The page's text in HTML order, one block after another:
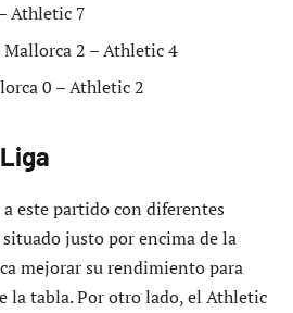
Athletic 7
2 – Athletic 4
0 – Athletic 2
este partido con diferentes
justo por encima de la
mejorar su rendimiento para
la tabla. Por otro lado, el Athletic